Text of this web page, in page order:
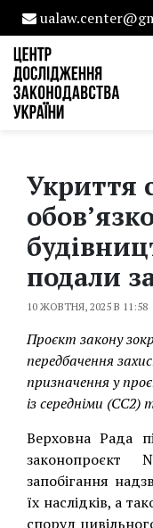
Укриття
подали
10 ЖОВТНЯ, 2025 В 11:58
Проєкт закону
передбачення
призначення у
із середніми
Верховна Рада
запобігання
їх наслідків, а
споруд